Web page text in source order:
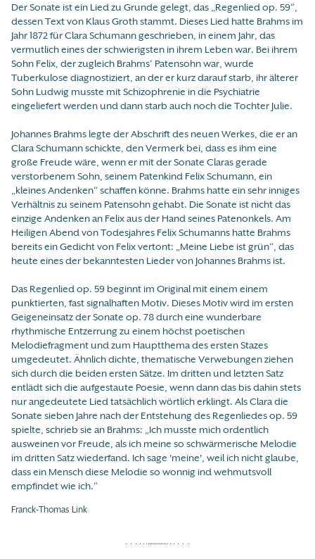
Der Sonate ist ein Lied zu Grunde gelegt, das „Regenlied op. 59“,
dessen Text von Klaus Groth stammt. Dieses Lied hatte Brahms im
Jahr 1872 für Clara Schumann geschrieben, in einem Jahr, das
vermutlich eines der schwierigsten in ihrem Leben war. Bei ihrem
Sohn Felix, der zugleich Brahms‘ Patensohn war, wurde
Tuberkulose diagnostiziert, an der er kurz darauf starb, ihr älterer
Sohn Ludwig musste mit Schizophrenie in die Psychiatrie
eingeliefert werden und dann starb auch noch die Tochter Julie.
Johannes Brahms legte der Abschrift des neuen Werkes, die er an
Clara Schumann schickte, den Vermerk bei, dass es ihm eine
große Freude wäre, wenn er mit der Sonate Claras gerade
verstorbenem Sohn, seinem Patenkind Felix Schumann, ein
„kleines Andenken“ schaffen könne. Brahms hatte ein sehr inniges
Verhältnis zu seinem Patensohn gehabt. Die Sonate ist nicht das
einzige Andenken an Felix aus der Hand seines Patenonkels. Am
Heiligen Abend von Todesjahres Felix Schumanns hatte Brahms
bereits ein Gedicht von Felix vertont: „Meine Liebe ist grün“, das
heute eines der bekanntesten Lieder von Johannes Brahms ist.
Das Regenlied op. 59 beginnt im Original mit einem einem
punktierten, fast signalhaften Motiv. Dieses Motiv wird im ersten
Geigeneinsatz der Sonate op. 78 durch eine wunderbare
rhythmische Entzerrung zu einem höchst poetischen
Melodiefragment und zum Hauptthema des ersten Stazes
umgedeutet. Ähnlich dichte, thematische Verwebungen ziehen
sich durch die beiden ersten Sätze. Im dritten und letzten Satz
entlädt sich die aufgestaute Poesie, wenn dann das bis dahin stets
nur angedeutete Lied tatsächlich wörtlich erklingt. Als Clara die
Sonate sieben Jahre nach der Entstehung des Regenliedes op. 59
spielte, schrieb sie an Brahms: „Ich musste mich ordentlich
ausweinen vor Freude, als ich meine so schwärmerische Melodie
im dritten Satz wiederfand. Ich sage 'meine', weil ich nicht glaube,
dass ein Mensch diese Melodie so wonnig ind wehmutsvoll
empfindet wie ich.“
Franck-Thomas Link